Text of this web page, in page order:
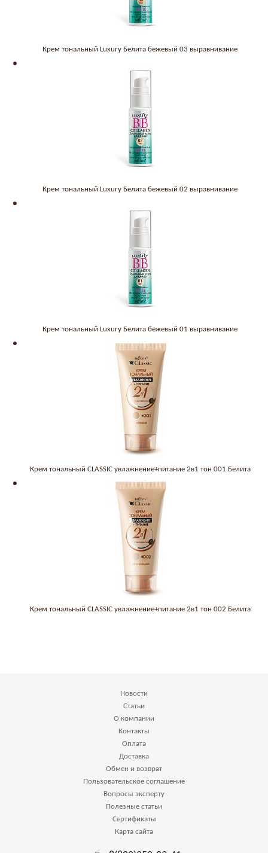
Крем тональный Luxury Белита бежевый 03 выравнивание
Крем тональный Luxury Белита бежевый 02 выравнивание
Крем тональный Luxury Белита бежевый 01 выравнивание
Крем тональный CLASSIC увлажнение+питание 2в1 тон 001 Белита
Крем тональный CLASSIC увлажнение+питание 2в1 тон 002 Белита
Новости
Статьи
О компании
Контакты
Оплата
Доставка
Обмен и возврат
Пользовательское соглашение
Вопросы эксперту
Полезные статьи
Сертификаты
Карта сайта